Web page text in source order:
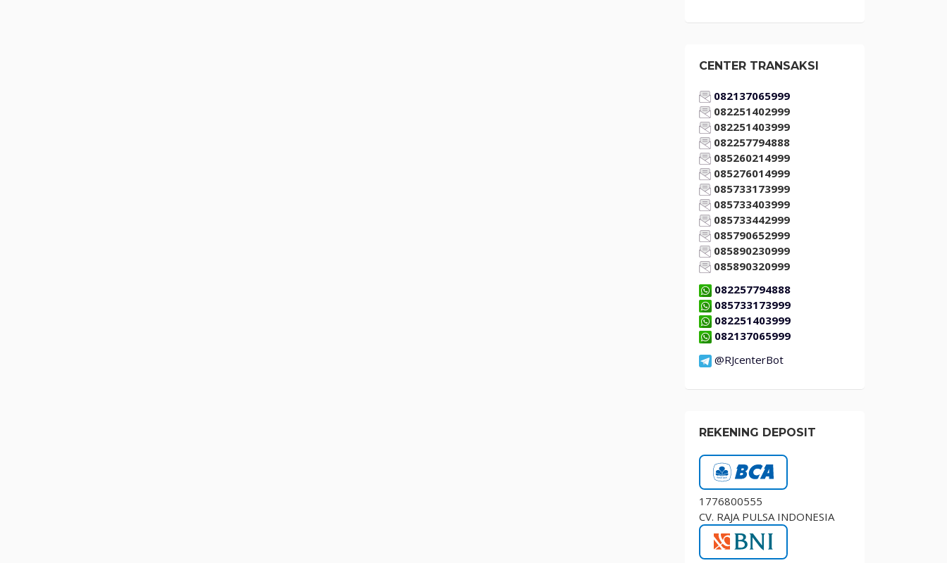
CENTER TRANSAKSI
082137065999
082251402999
082251403999
082257794888
085260214999
085276014999
085733173999
085733403999
085733442999
085790652999
085890230999
085890320999
082257794888
085733173999
082251403999
082137065999
@RJcenterBot
REKENING DEPOSIT
1776800555
CV. RAJA PULSA INDONESIA